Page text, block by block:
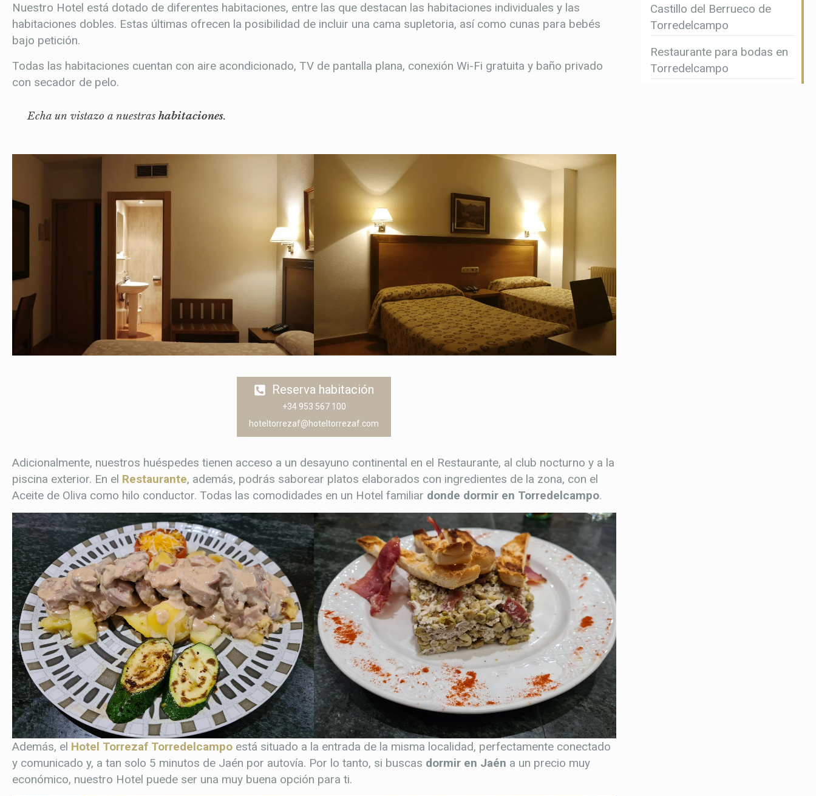
Nuestro Hotel está dotado de diferentes habitaciones, entre las que destacan las habitaciones individuales y las
habitaciones dobles. Estas últimas ofrecen la posibilidad de incluir una cama supletoria, así como cunas para bebés
bajo petición.
Todas las habitaciones cuentan con aire acondicionado, TV de pantalla plana, conexión Wi-Fi gratuita y baño privado
con secador de pelo.
Echa un vistazo a nuestrashabitaciones.
Reserva habitación
+34 953 567 100
hoteltorrezaf@hoteltorrezaf.com
Adicionalmente, nuestros huéspedes tienen acceso a un desayuno continental en el Restaurante, al club nocturno y a la
piscina exterior. En el Restaurante, además, podrás saborear platos elaborados con ingredientes de la zona, con el
Aceite de Oliva como hilo conductor. Todas las comodidades en un Hotel familiar donde dormir en Torredelcampo.
Además, el Hotel Torrezaf Torredelcampo está situado a la entrada de la misma localidad, perfectamente conectado
y comunicado y, a tan solo 5 minutos de Jaén por autovía. Por lo tanto, si buscas dormir en Jaén a un precio muy
económico, nuestro Hotel puede ser una muy buena opción para ti.
Castillo del Berrueco de
Torredelcampo
Restaurante para bodas en
Torredelcampo